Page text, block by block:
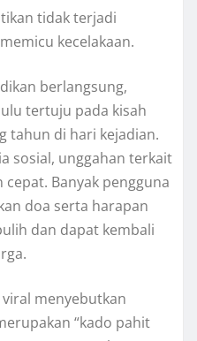
tidak terjadi
kecelakaan.
berlangsung,
tertuju pada kisah
tahun di hari kejadian.
sosial, unggahan terkait
Banyak pengguna
doa serta harapan
dan dapat kembali
menyebutkan
“kado pahit